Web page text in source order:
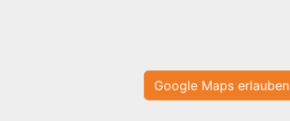
Google Maps erlauben